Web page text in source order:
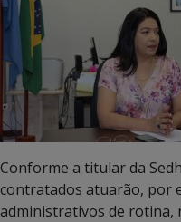
Conforme a titular da
contratados atuarão, por
administrativos de rotina,